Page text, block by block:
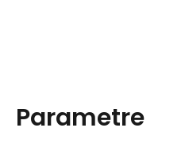
Parametre